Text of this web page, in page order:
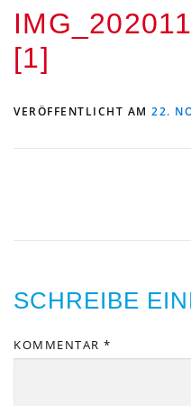
TERMINE
[1]
VERÖFFENTLICHT AM 22.
SCHREIBE
KOMMENTAR *